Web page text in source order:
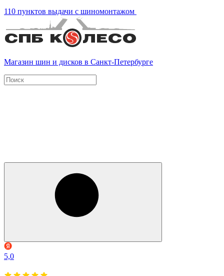
110 пунктов выдачи с шиномонтажом
Магазин шин и дисков в Санкт-Петербурге
5,0